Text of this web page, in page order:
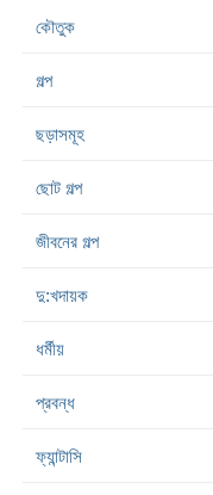
কৌতুক
গল্প
ছড়াসমূহ
ছোট গল্প
জীবনের গল্প
দু:খদায়ক
ধর্মীয়
প্রবন্ধ
ফ্যান্টাসি